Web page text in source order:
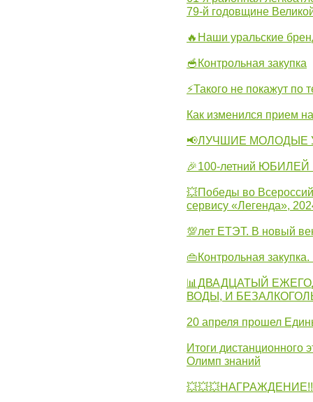
79-й годовщине
🔥Наши уральские
🥣Контрольная закупка
⚡Такого не покажут по
Как изменился прием
📢ЛУЧШИЕ МОЛОДЫЕ
🎉100-летний ЮБИЛЕЙ
💥Победы во
сервису «Легенда»,
💯лет ЕТЭТ. В новый
👜Контрольная
📊ДВАДЦАТЫЙ
ВОДЫ, И
20 апреля прошел
Итоги дистанционного
Олимп знаний